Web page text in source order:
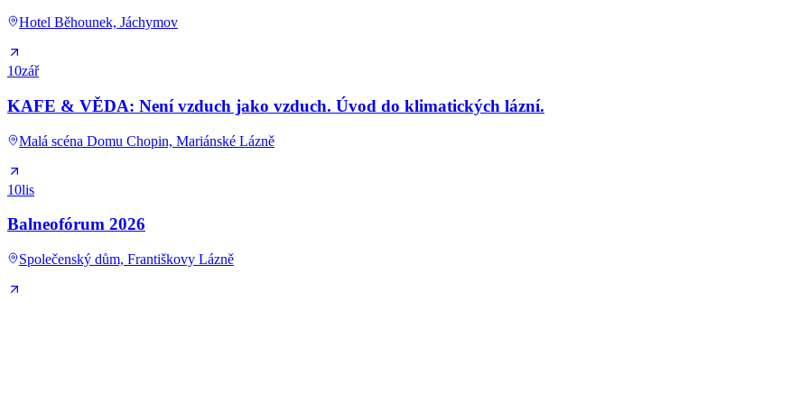
Hotel Běhounek, Jáchymov
10zář
KAFE & VĚDA: Není vzduch jako vzduch. Úvod do klimatických lázní.
Malá scéna Domu Chopin, Mariánské Lázně
10lis
Balneofórum 2026
Společenský dům, Františkovy Lázně